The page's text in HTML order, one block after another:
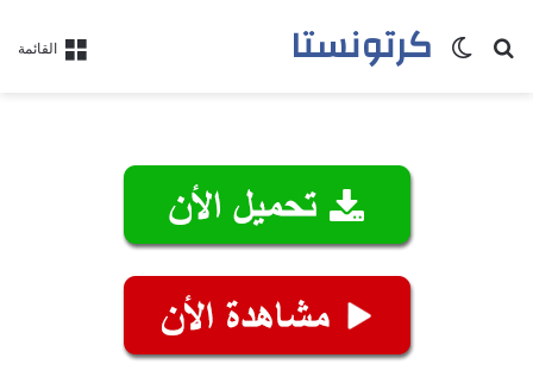
القائمة كرتونستابحث عنالوضع المظلم